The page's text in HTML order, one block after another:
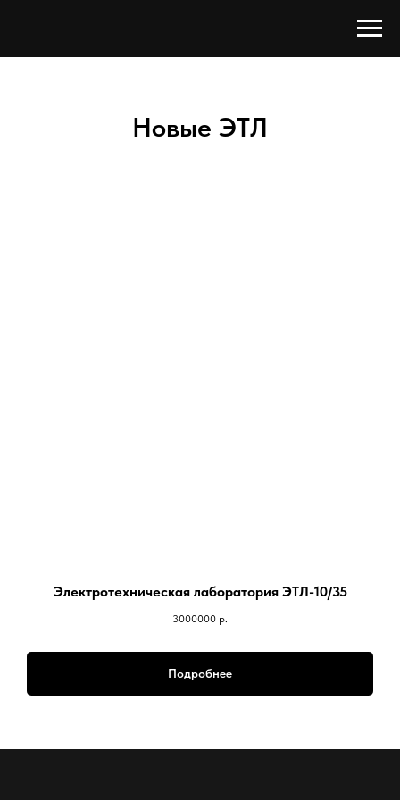
Новые ЭТЛ
Электротехническая лаборатория ЭТЛ-10/35
3000000 р.
Подробнее